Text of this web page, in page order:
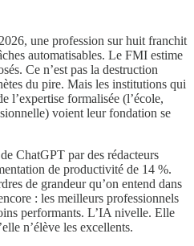
une profession sur huit franchit
automatisables. Le FMI estime
Ce n’est pas la destruction
du pire. Mais les institutions qui
l’expertise formalisée (l’école,
voient leur fondation se
ChatGPT par des rédacteurs
de productivité de 14 %.
de grandeur qu’on entend dans
: les meilleurs professionnels
performants. L’IA nivelle. Elle
n’élève les excellents.